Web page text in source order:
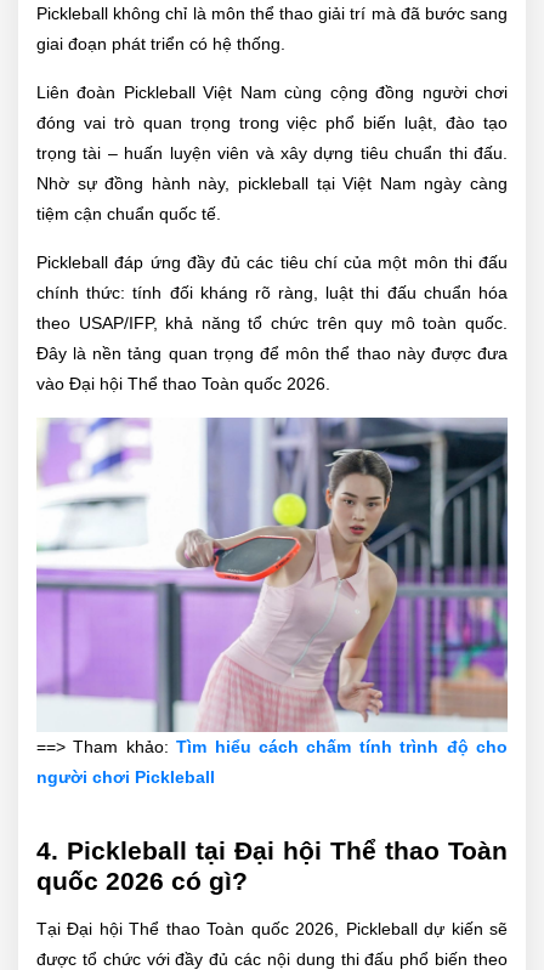
Pickleball không chỉ là môn thể thao giải trí mà đã bước sang
giai đoạn phát triển có hệ thống.
Liên đoàn Pickleball Việt Nam cùng cộng đồng người chơi
đóng vai trò quan trọng trong việc phổ biến luật, đào tạo
trọng tài – huấn luyện viên và xây dựng tiêu chuẩn thi đấu.
Nhờ sự đồng hành này, pickleball tại Việt Nam ngày càng
tiệm cận chuẩn quốc tế.
Pickleball đáp ứng đầy đủ các tiêu chí của một môn thi đấu
chính thức: tính đối kháng rõ ràng, luật thi đấu chuẩn hóa
theo USAP/IFP, khả năng tổ chức trên quy mô toàn quốc.
Đây là nền tảng quan trọng để môn thể thao này được đưa
vào Đại hội Thể thao Toàn quốc 2026.
==> Tham khảo:Tìm hiểu cách chấm tính trình độ cho
người chơi Pickleball
4. Pickleball tại Đại hội Thể thao Toàn
quốc 2026 có gì?
Tại Đại hội Thể thao Toàn quốc 2026, Pickleball dự kiến sẽ
được tổ chức với đầy đủ các nội dung thi đấu phổ biến theo